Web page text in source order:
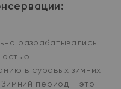
разрабатывались
в суровых зимних
период - это